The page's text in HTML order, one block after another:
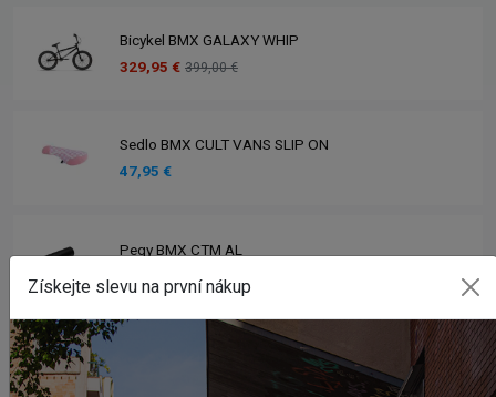
Bicykel BMX GALAXY WHIP
329,95 € 399,00 €
Sedlo BMX CULT VANS SLIP ON
47,95 €
Pegy BMX CTM AL
Zobrazit více produktů
INSTAGRAM #BMXSHOPSK
Získejte slevu na první nákup